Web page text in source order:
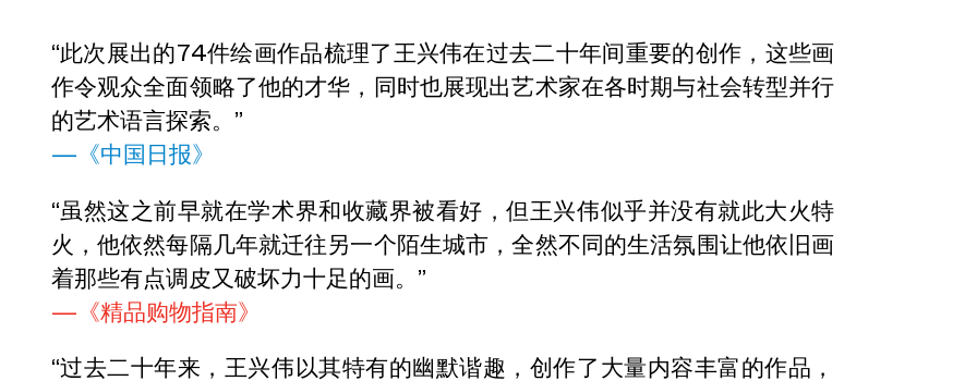
“此次展出的74件绘画作品梳理了王兴伟在过去二十年间重要的创作，这些画
作令观众全面领略了他的才华，同时也展现出艺术家在各时期与社会转型并行
的艺术语言探索。”
—《中国日报》
“虽然这之前早就在学术界和收藏界被看好，但王兴伟似乎并没有就此大火特
火，他依然每隔几年就迁往另一个陌生城市，全然不同的生活氛围让他依旧画
着那些有点调皮又破坏力十足的画。”
—《精品购物指南》
“过去二十年来，王兴伟以其特有的幽默谐趣，创作了大量内容丰富的作品，